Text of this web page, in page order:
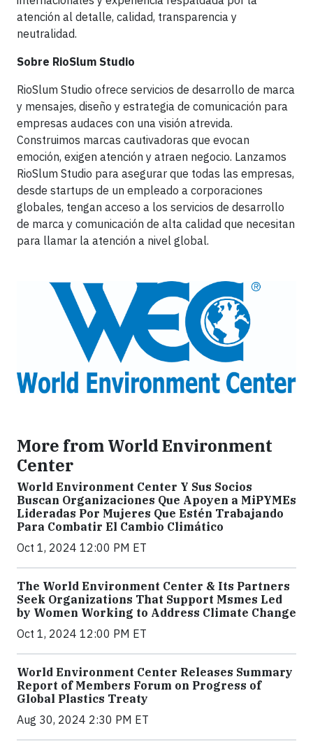
atención al detalle, calidad, transparencia y
neutralidad.
Sobre RioSlum Studio
RioSlum Studio ofrece servicios de desarrollo de marca
y mensajes, diseño y estrategia de comunicación para
empresas audaces con una visión atrevida.
Construimos marcas cautivadoras que evocan
emoción, exigen atención y atraen negocio. Lanzamos
RioSlum Studio para asegurar que todas las empresas,
desde startups de un empleado a corporaciones
globales, tengan acceso a los servicios de desarrollo
de marca y comunicación de alta calidad que necesitan
para llamar la atención a nivel global.
More from World Environment
Center
World Environment Center Y Sus Socios
Buscan Organizaciones Que Apoyen a MiPYMEs
Lideradas Por Mujeres Que Estén Trabajando
Para Combatir El Cambio Climático
Oct 1, 2024 12:00 PM ET
The World Environment Center & Its Partners
Seek Organizations That Support Msmes Led
by Women Working to Address Climate Change
Oct 1, 2024 12:00 PM ET
World Environment Center Releases Summary
Report of Members Forum on Progress of
Global Plastics Treaty
Aug 30, 2024 2:30 PM ET